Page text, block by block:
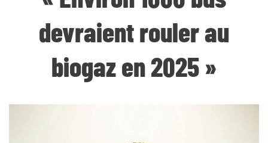
devraient rouler au
biogaz en 2025 »